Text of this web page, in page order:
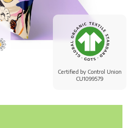
Certified by Control Union
CU1099579